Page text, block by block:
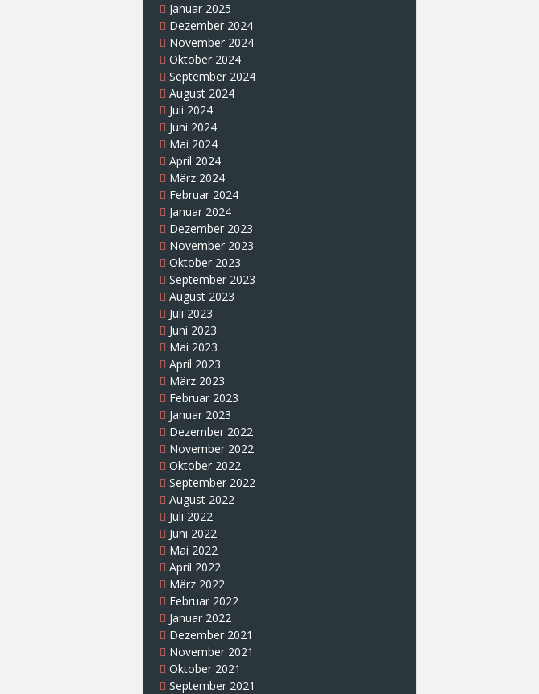
Januar 2025
Dezember 2024
November 2024
Oktober 2024
September 2024
August 2024
Juli 2024
Juni 2024
Mai 2024
April 2024
März 2024
Februar 2024
Januar 2024
Dezember 2023
November 2023
Oktober 2023
September 2023
August 2023
Juli 2023
Juni 2023
Mai 2023
April 2023
März 2023
Februar 2023
Januar 2023
Dezember 2022
November 2022
Oktober 2022
September 2022
August 2022
Juli 2022
Juni 2022
Mai 2022
April 2022
März 2022
Februar 2022
Januar 2022
Dezember 2021
November 2021
Oktober 2021
September 2021